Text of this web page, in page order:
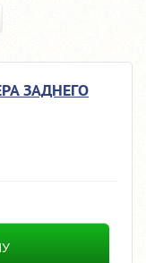
ЗАДНЕГО